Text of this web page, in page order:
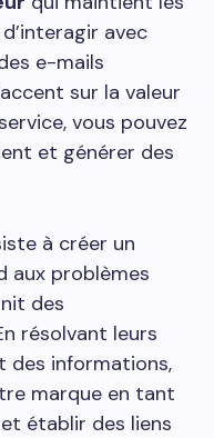
avec
e-mails
sur la valeur
vous pouvez
et générer des
à créer un
aux problèmes
des
résolvant leurs
des informations,
marque en tant
établir des liens